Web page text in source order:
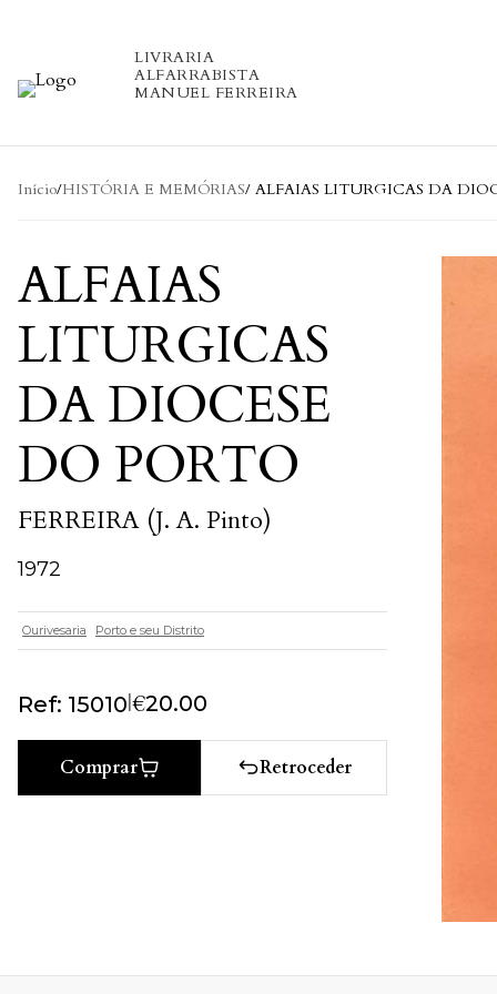
LIVRARIA
ALFARRABISTA
MANUEL FERREIRA
Início/HISTÓRIA E MEMÓRIAS/ ALFAIAS LITURGICAS DA
ALFAIAS
LITURGICAS
DA DIOCESE
DO PORTO
FERREIRA (J. A. Pinto)
1972
Ourivesaria Porto e seu Distrito
Ref: 15010|€20.00
Comprar Retroceder